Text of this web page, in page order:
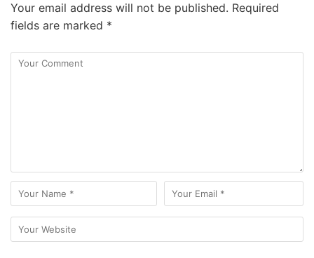
Your email address will not be published. Required
fields are marked *